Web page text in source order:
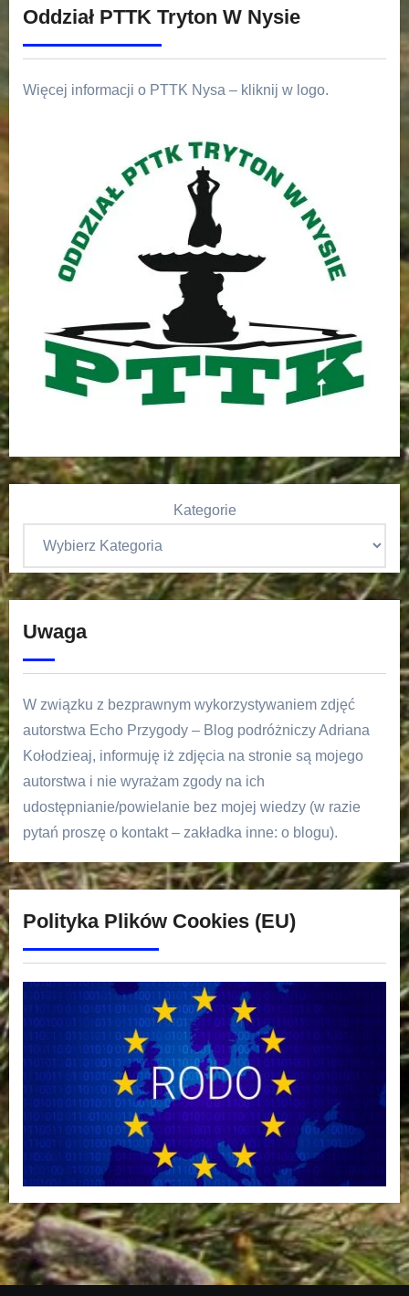
Oddział PTTK Tryton W Nysie
Więcej informacji o PTTK Nysa – kliknij w logo.
Kategorie
Uwaga
W związku z bezprawnym wykorzystywaniem zdjęć
autorstwa Echo Przygody – Blog podróżniczy Adriana
Kołodzieaj, informuję iż zdjęcia na stronie są mojego
autorstwa i nie wyrażam zgody na ich
udostępnianie/powielanie bez mojej wiedzy (w razie
pytań proszę o kontakt – zakładka inne: o blogu).
Polityka Plików Cookies (EU)